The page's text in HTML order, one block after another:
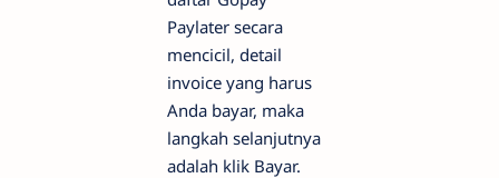
Paylater secara
mencicil, detail
invoice yang harus
Anda bayar, maka
langkah selanjutnya
adalah klik Bayar.